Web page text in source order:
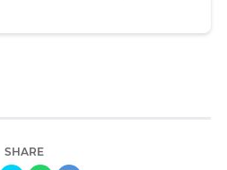
SHARE